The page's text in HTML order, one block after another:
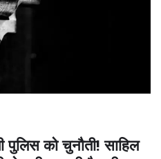
पुलिस को चुनौती! साहिल